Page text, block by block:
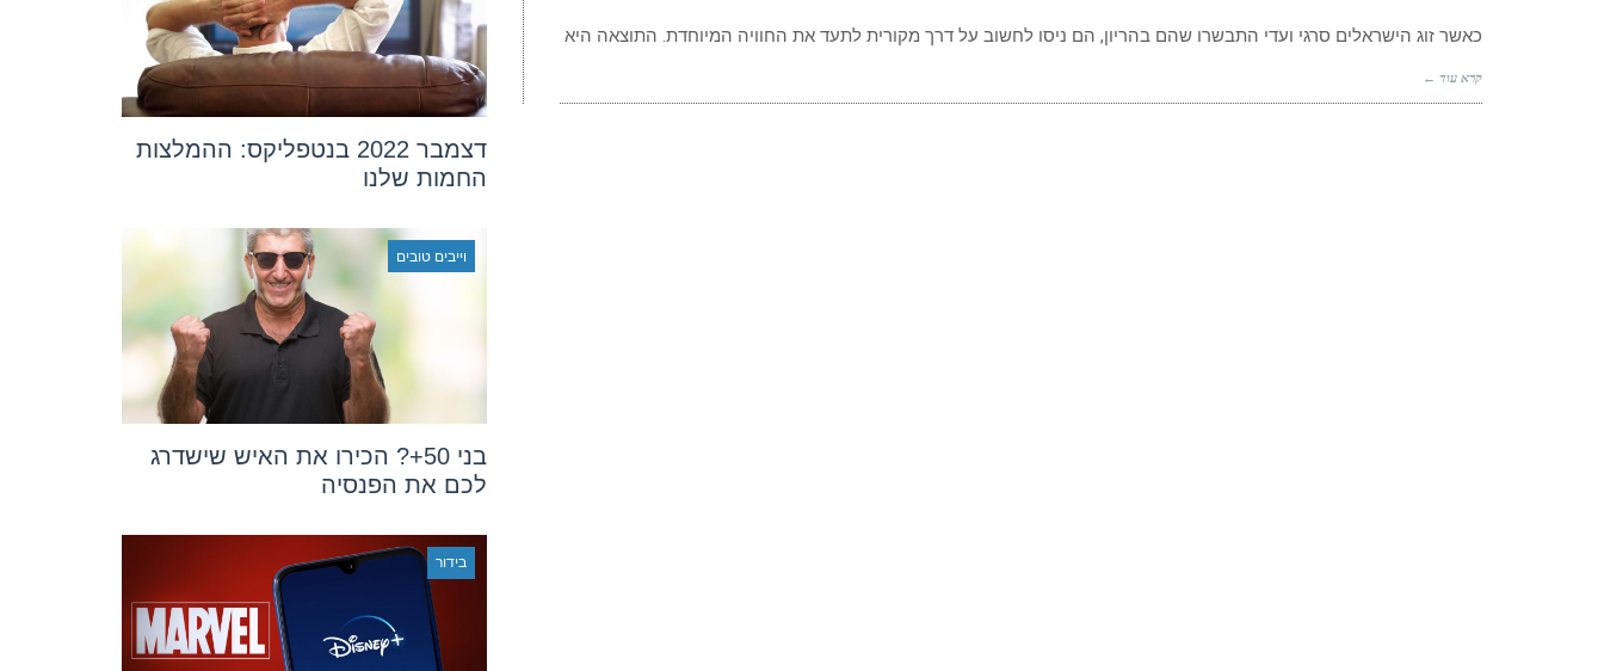
צפו
כאשר זוג הישראלים סרגי ועדי התבשרו שהם בהריון, הם ניסו לחשוב על דרך מקורית לתעד את החוויה המיוחדת. התוצאה היא
קרא עוד ←
דצמבר 2022 בנטפליקס: ההמלצות
החמות שלנו
וייבים טובים
בני 50+? הכירו את האיש שישדרג
לכם את הפנסיה
בידור